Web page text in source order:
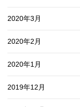
2020年3月
2020年2月
2020年1月
2019年12月